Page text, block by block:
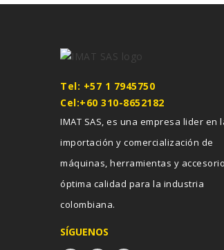
Tel: +57 1 7945750
Cel:+60 310-8652182
IMAT SAS, es una empresa lider en
importación y comercialización de
máquinas, herramientas y
óptima calidad para la industria
colombiana.
SÍGUENOS